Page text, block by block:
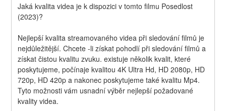
Jaká kvalita videa je k dispozici v tomto filmu Posedlost
(2023)?
Nejlepší kvalita streamovaného videa při sledování filmů je
nejdůležitější. Chcete -li získat pohodlí při sledování filmů a
získat čistou kvalitu zvuku. existuje několik kvalit, které
poskytujeme, počínaje kvalitou 4K Ultra Hd, HD 2080p, HD
720p, HD 420p a nakonec poskytujeme také kvalitu Mp4.
Tyto možnosti vám usnadní výběr nejlepší požadované
kvality videa.